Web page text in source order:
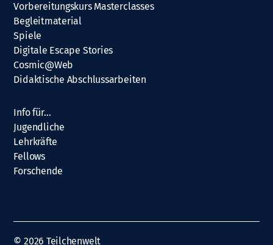
Vorbereitungskurs Masterclasses
Begleitmaterial
Spiele
Digitale Escape Stories
Cosmic@Web
Didaktische Abschlussarbeiten
Info für…
Jugendliche
Lehrkräfte
Fellows
Forschende
© 2026 Teilchenwelt